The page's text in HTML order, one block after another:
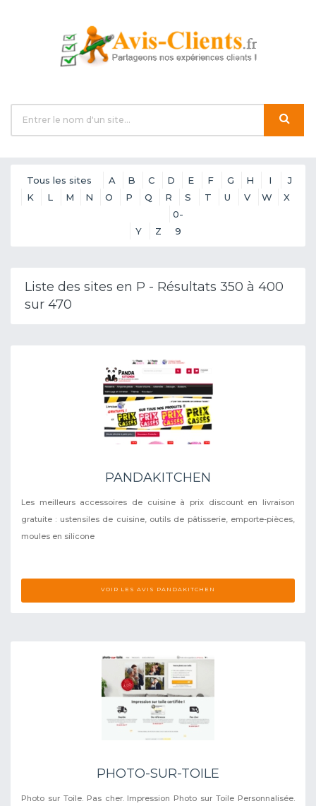
Tous les sites A B C D E F G H I
J
K
L M N O P Q R S T U V W X
Y Z
0-
9
Liste des sites en P - Résultats 350 à 400
sur 470
PANDAKITCHEN
Les meilleurs accessoires de cuisine à prix discount en livraison
gratuite : ustensiles de cuisine, outils de pâtisserie, emporte-pièces,
moules en silicone
VOIR LES AVIS PANDAKITCHEN
PHOTO-SUR-TOILE
Photo sur Toile. Pas cher. Impression Photo sur Toile Personnalisée.